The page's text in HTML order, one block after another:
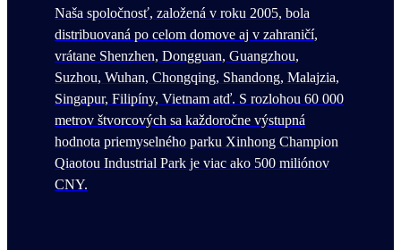
Naša spoločnosť, založená v roku 2005, bola
distribuovaná po celom domove aj v zahraničí,
vrátane Shenzhen, Dongguan, Guangzhou,
Suzhou, Wuhan, Chongqing, Shandong, Malajzia,
Singapur, Filipíny, Vietnam atď. S rozlohou 60 000
metrov štvorcových sa každoročne výstupná
hodnota priemyselného parku Xinhong Champion
Qiaotou Industrial Park je viac ako 500 miliónov
CNY.